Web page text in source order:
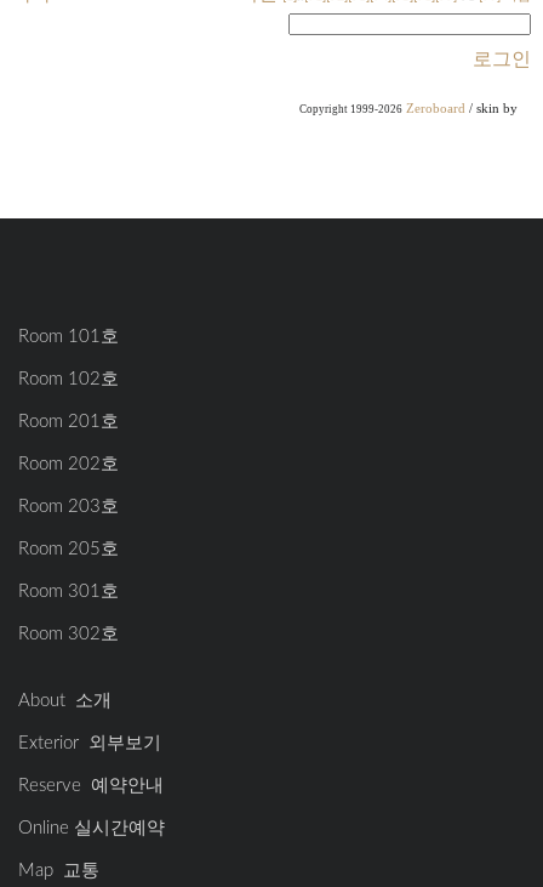
로그인
Copyright 1999-2026 Zeroboard / skin by
Room 101호
Room 102호
Room 201호
Room 202호
Room 203호
Room 205호
Room 301호
Room 302호
About 소개
Exterior 외부보기
Reserve 예약안내
Online 실시간예약
Map 교통